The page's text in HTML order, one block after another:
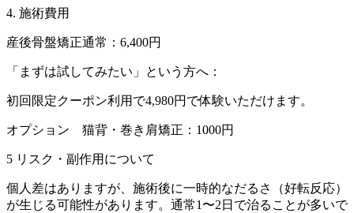
4. 施術費用
産後骨盤矯正通常：6,400円
「まずは試してみたい」という方へ：
初回限定クーポン利用で4,980円で体験いただけます。
オプション 猫背・巻き肩矯正：1000円
5 リスク・副作用について
個人差はありますが、施術後に一時的なだるさ（好転反応）
が生じる可能性があります。通常1〜2日で治ることが多いで